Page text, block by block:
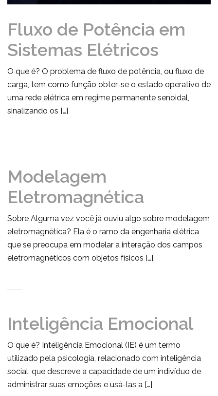
Fluxo de Potência em
Sistemas Elétricos
O que é? O problema de fluxo de potência, ou fluxo de
carga, tem como função obter-se o estado operativo de
uma rede elétrica em regime permanente senoidal,
sinalizando os […]
Modelagem
Eletromagnética
Sobre Alguma vez você já ouviu algo sobre modelagem
eletromagnética? Ela é o ramo da engenharia elétrica
que se preocupa em modelar a interação dos campos
eletromagnéticos com objetos físicos […]
Inteligência Emocional
O que é? Inteligência Emocional (IE) é um termo
utilizado pela psicologia, relacionado com inteligência
social, que descreve a capacidade de um indivíduo de
administrar suas emoções e usá-las a […]